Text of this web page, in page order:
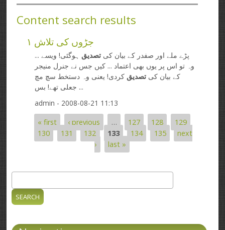
Content search results
جڑوں کی تلاش ۱
... پڑے ملے اور صفدر کے بیان کی تصدیقہوگئی! ویسے
وہ تو اس پر یوں بھی اعتماد ... کیں جس نے جنرل منیجر
کے بیان کی تصدیقکردی! یعنی وہ دستخط سچ مچ
جعلی تھے! بس ...
admin - 2008-08-21 11:13
Pages
« first ‹ previous … 127 128
129
130
131 132 133 134 135
next
›
last »
Search form